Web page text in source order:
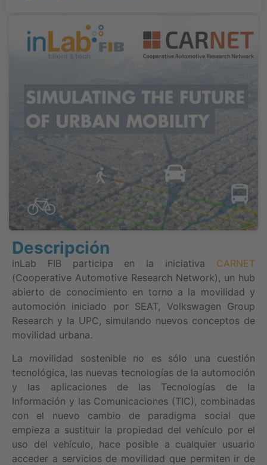
Descripción
inLab FIB participa en la iniciativa CARNET
(Cooperative Automotive Research Network), un hub
abierto de conocimiento en torno a la movilidad y
automoción iniciado por SEAT, Volkswagen Group
Research y la UPC, simulando nuevos conceptos de
movilidad urbana.
La movilidad sostenible no es sólo una cuestión
tecnológica, las nuevas tecnologías de la automoción
y las aplicaciones de las Tecnologías de la
Información y las Comunicaciones (TIC), combinadas
con el nuevo cambio de paradigma social que
empieza a sustituir la propiedad del vehículo por el
uso del vehículo, hace posible a cualquier usuario
acceder a servicios de movilidad que permiten ir de